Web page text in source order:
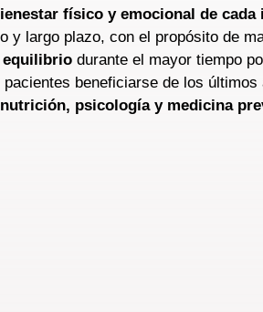
físico y emocional de cada
y largo plazo, con el propósito de
equilibriodurante el mayor tiempo
pacientes beneficiarse de los
nutrición, psicología y medicina